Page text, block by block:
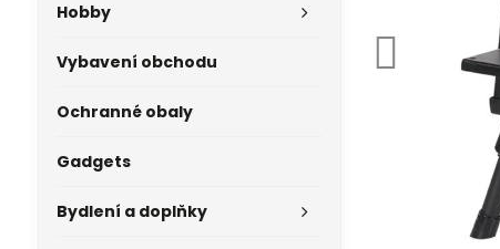
Hobby
Vybavení obchodu
Ochranné obaly
Gadgets
Bydlení a doplňky